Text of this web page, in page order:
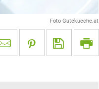
Foto Gutekueche.at